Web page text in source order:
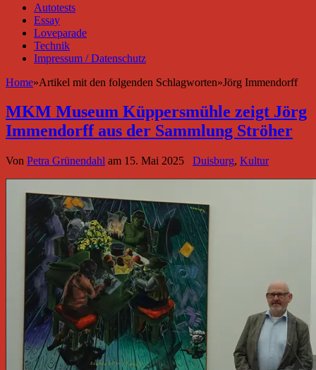
Autotests
Essay
Loveparade
Technik
Impressum / Datenschutz
Home»Artikel mit den folgenden Schlagworten»Jörg Immendorff
MKM Museum Küppersmühle zeigt Jörg
Immendorff aus der Sammlung Ströher
Von Petra Grünendahl am 15. Mai 2025 Duisburg, Kultur